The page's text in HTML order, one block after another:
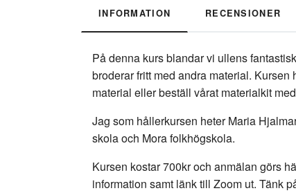
INFORMATION RECENSIONER
På denna kurs blandar vi ullens
broderar fritt med andra material. Kursen
material eller beställ vårat materialkit
Jag som hållerkursen heter Maria
skola och Mora folkhögskola.
Kursen kostar 700kr och anmälan görs
information samt länk till Zoom ut. Tänk